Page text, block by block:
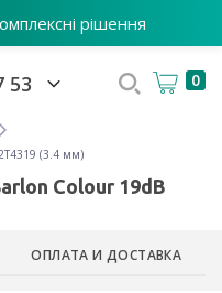
рішення
53 0
(3.4 мм)
Colour 19dB
ОПЛАТА И ДОСТАВКА